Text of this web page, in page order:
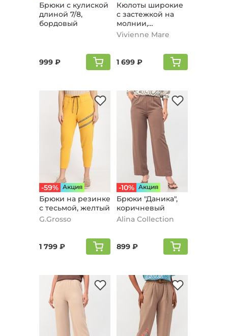
Брюки с кулиской
длиной 7/8,
бордовый
999 ₽
Кюлоты широкие
с застежкой на
молнии,
коричневый
Vivienne Mare
1 699 ₽
-59% Aкция
Брюки на резинке
с тесьмой, желтый
G.Grosso
1 799 ₽
-10% Aкция
Брюки "Даника",
коричневый
Alina Collection
899 ₽